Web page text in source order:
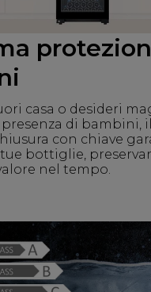
casa o desideri
presenza di bambini,
con chiave
bottiglie,
nel tempo.